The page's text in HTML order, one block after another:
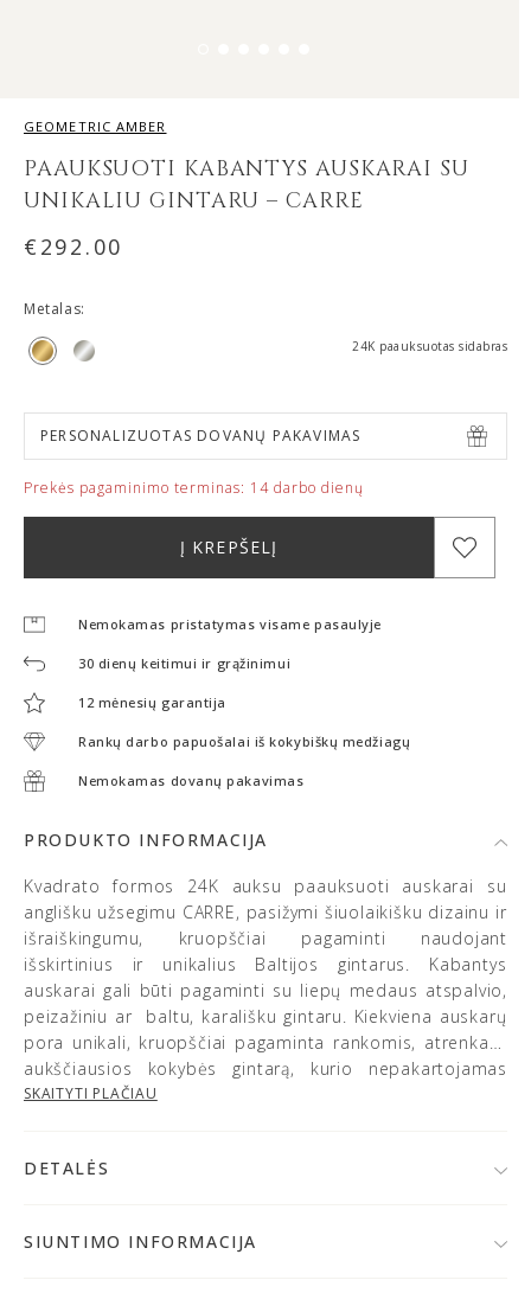
GEOMETRIC AMBER
PAAUKSUOTI KABANTYS AUSKARAI SU
UNIKALIU GINTARU – CARRE
€ 292.00
Metalas:
24K paauksuotas sidabras
PERSONALIZUOTAS DOVANŲ PAKAVIMAS
Prekės pagaminimo terminas: 14 darbo dienų
Į KREPŠELĮ
Nemokamas pristatymas visame pasaulyje
30 dienų keitimui ir grąžinimui
12 mėnesių garantija
Rankų darbo papuošalai iš kokybiškų medžiagų
Nemokamas dovanų pakavimas
PRODUKTO INFORMACIJA
Kvadrato formos 24K auksu paauksuoti auskarai su
anglišku užsegimu CARRE, pasižymi šiuolaikišku dizainu ir
išraiškingumu, kruopščiai pagaminti naudojant
išskirtinius ir unikalius Baltijos gintarus. Kabantys
auskarai gali būti pagaminti su liepų medaus atspalvio,
peizažiniu ar baltu, karališku gintaru. Kiekviena auskarų
pora unikali, kruopščiai pagaminta rankomis, atrenkant
aukščiausios kokybės gintarą, kurio nepakartojamas
grožis susilieja su moderniu stiliumi. Atraskite savitą
SKAITYTI PLAČIAU
DETALĖS
auksu
SIUNTIMO INFORMACIJA